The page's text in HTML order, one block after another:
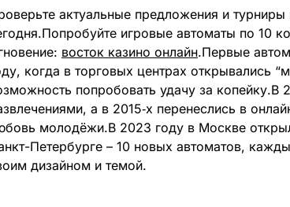
актуальные предложения и турниры
игровые автоматы по 10
восток казино онлайн.Первые
когда в торговых центрах открывались
попробовать удачу за копейку.В
а в 2015‑х перенеслись в
молодёжи.В 2023 году в Москве
Петербурге – 10 новых автоматов,
дизайном и темой.